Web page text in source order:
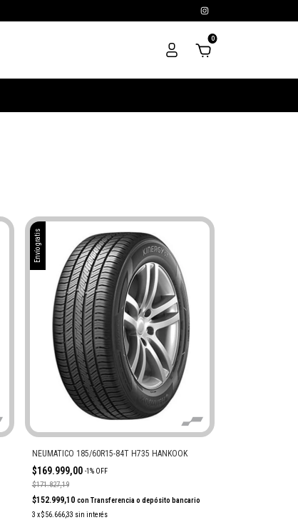
0
Envío gratis
NEUMATICO 185/60R15-84T H735 HANKOOK
$169.999,00 -1% OFF
$171.827,19
$152.999,10 con Transferencia o depósito bancario
3 x$56.666,33 sin interés